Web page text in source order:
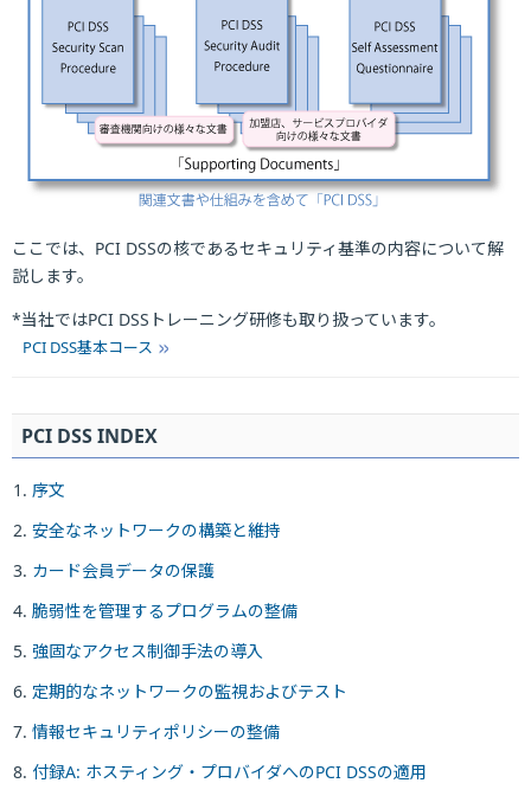
ここでは、PCI DSSの核であるセキュリティ基準の内容について解
説します。
*当社ではPCI DSSトレーニング研修も取り扱っています。
PCI DSS基本コース
PCI DSS INDEX
序文
安全なネットワークの構築と維持
カード会員データの保護
脆弱性を管理するプログラムの整備
強固なアクセス制御手法の導入
定期的なネットワークの監視およびテスト
情報セキュリティポリシーの整備
付録A: ホスティング・プロバイダへのPCI DSSの適用